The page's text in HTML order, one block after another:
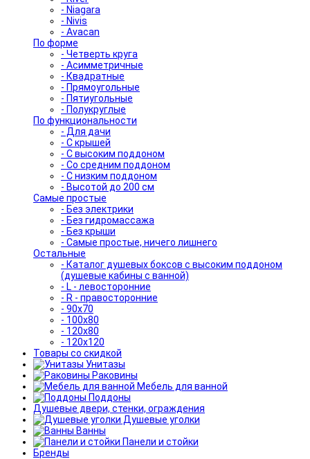
- Niagara
- Nivis
- Avacan
По форме
- Четверть круга
- Асимметричные
- Квадратные
- Прямоугольные
- Пятиугольные
- Полукруглые
По функциональности
- Для дачи
- С крышей
- С высоким поддоном
- Со средним поддоном
- С низким поддоном
- Высотой до 200 см
Самые простые
- Без электрики
- Без гидромассажа
- Без крыши
- Самые простые, ничего лишнего
Остальные
- Каталог душевых боксов с высоким поддоном
(душевые кабины с ванной)
- L - левосторонние
- R - правосторонние
- 90x70
- 100x80
- 120x80
- 120x120
Товары со скидкой
Унитазы
Раковины
Мебель для ванной
Поддоны
Душевые двери, стенки, ограждения
Душевые уголки
Ванны
Панели и стойки
Бренды